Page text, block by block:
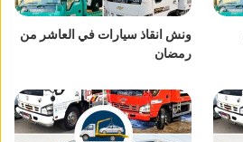
ونش انقاذ سيارات في العاشر من
رمضان